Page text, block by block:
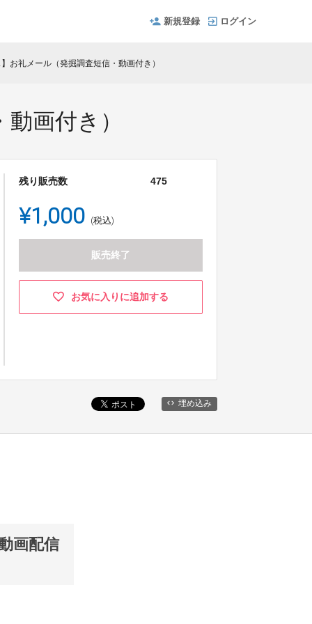
新規登録 ログイン
お礼メール（発掘調査短信・動画付き）
画付き）
残り販売数 475
¥1,000 (税込)
販売終了
お気に入りに追加する
埋め込み
画配信